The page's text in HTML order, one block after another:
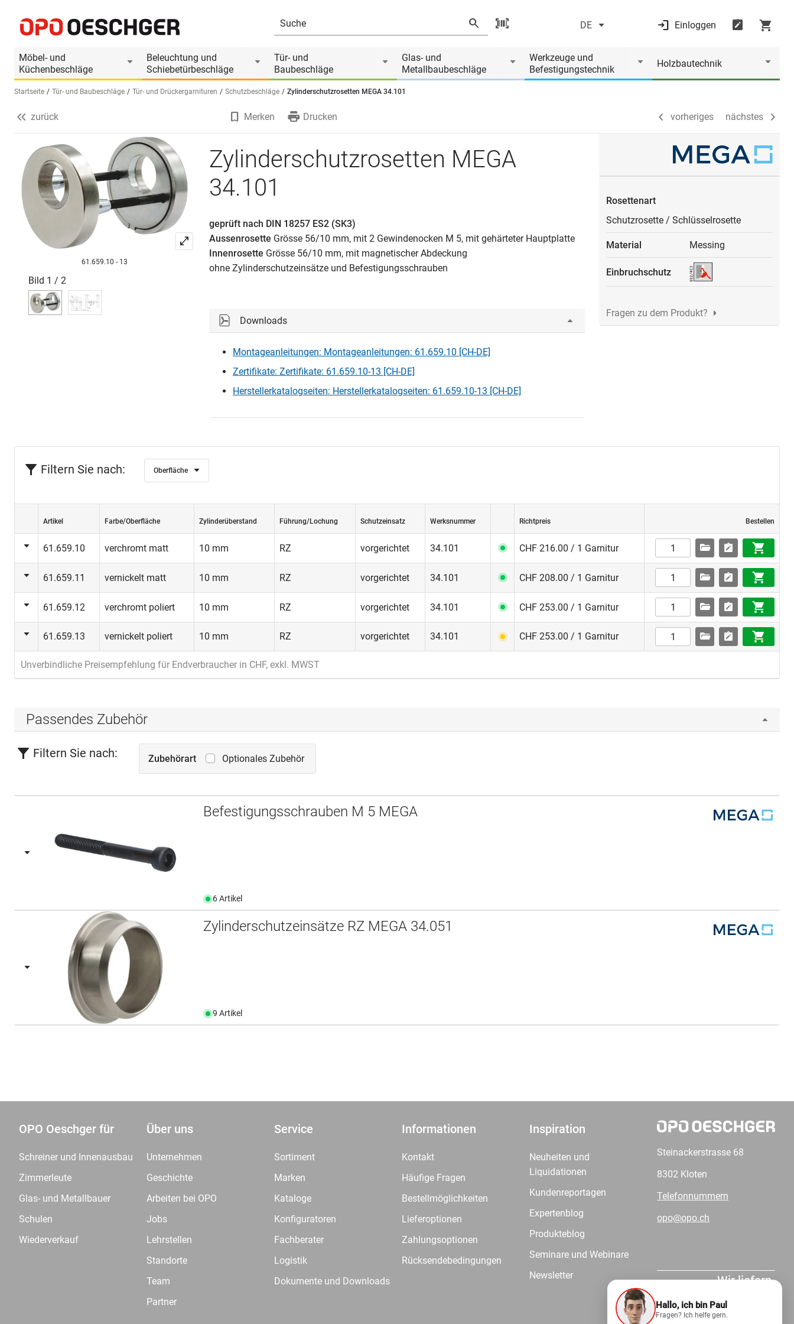
DE Einloggen
Möbel- und
Küchenbeschläge
Beleuchtung und
Schiebetürbeschläge
Tür- und
Baubeschläge
Glas- und
Metallbaubeschläge
Werkzeuge und
Befestigungstechnik
Holzbautechnik
Sprache wählen (DE)
Startseite Tür- und Baubeschläge Tür- und Drückergarnituren Schutzbeschläge Zylinderschutzrosetten MEGA 34.101
Produktinformationen
Passendes Zubehör vorheriges nächstes
zurück Merken Drucken vorheriges nächstes
61.659.10 - 13
Bild 1 / 2
Zylinderschutzrosetten MEGA
34.101
geprüft nach DIN 18257 ES2 (SK3)
Aussenrosette Grösse 56/10 mm, mit 2 Gewindenocken M 5, mit gehärteter Hauptplatte
Innenrosette Grösse 56/10 mm, mit magnetischer Abdeckung
ohne Zylinderschutzeinsätze und Befestigungsschrauben
Downloads
Montageanleitungen: Montageanleitungen: 61.659.10 [CH-DE]
Zertifikate: Zertifikate: 61.659.10-13 [CH-DE]
Herstellerkatalogseiten: Herstellerkatalogseiten: 61.659.10-13 [CH-DE]
Rosettenart
Schutzrosette / Schlüsselrosette
Material Messing
Einbruchschutz
Fragen zu dem Produkt?
Filtern Sie nach: Oberfläche
Artikel Farbe/Oberfläche Zylinderüberstand Führung/Lochung Schutzeinsatz Werksnummer Richtpreis Bestellen
61.659.10 verchromt matt 10 mm RZ vorgerichtet 34.101 CHF 216.00 / 1 Garnitur
61.659.11 vernickelt matt 10 mm RZ vorgerichtet 34.101 CHF 208.00 / 1 Garnitur
61.659.12 verchromt poliert 10 mm RZ vorgerichtet 34.101 CHF 253.00 / 1 Garnitur
61.659.13 vernickelt poliert 10 mm RZ vorgerichtet 34.101 CHF 253.00 / 1 Garnitur
Unverbindliche Preisempfehlung für Endverbraucher in CHF, exkl. MWST
Passendes Zubehör
Filtern Sie nach: Zubehörart Optionales Zubehör
Befestigungsschrauben M 5 MEGA
6 Artikel
Zylinderschutzeinsätze RZ MEGA 34.051
9 Artikel
OPO Oeschger für
Schreiner und Innenausbau
Zimmerleute
Glas- und Metallbauer
Schulen
Wiederverkauf
Über uns
Unternehmen
Geschichte
Arbeiten bei OPO
Jobs
Lehrstellen
Standorte
Team
Partner
Service
Sortiment
Marken
Kataloge
Konfiguratoren
Fachberater
Logistik
Dokumente und Downloads
Informationen
Kontakt
Häufige Fragen
Bestellmöglichkeiten
Lieferoptionen
Zahlungsoptionen
Rücksendebedingungen
Inspiration
Neuheiten und
Liquidationen
Kundenreportagen
Expertenblog
Produkteblog
Seminare und Webinare
Newsletter
Steinackerstrasse 68
8302 Kloten
Telefonnummern
opo@opo.ch
Wir liefern.
Hallo, ich bin Paul
Fragen? Ich helfe gern.